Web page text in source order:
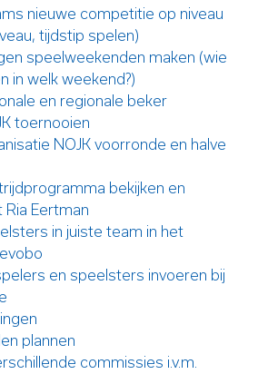
nieuwe competitie op niveau
tijdstip spelen)
speelweekenden maken (wie
in welk weekend?)
en regionale beker
toernooien
NOJK voorronde en halve
bekijken en
Eertman
in juiste team in het
en speelsters invoeren bij
plannen
commissies i.v.m.